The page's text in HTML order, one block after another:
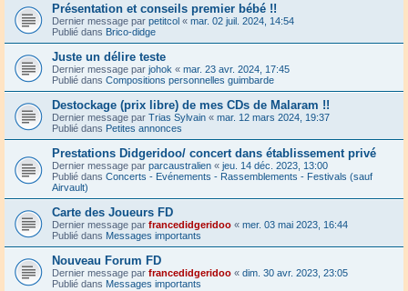
Présentation et conseils premier bébé !!
Dernier message par petitcol « mar. 02 juil. 2024, 14:54
Publié dans Brico-didge
Juste un délire teste
Dernier message par johok « mar. 23 avr. 2024, 17:45
Publié dans Compositions personnelles guimbarde
Destockage (prix libre) de mes CDs de Malaram !!
Dernier message par Trias Sylvain « mar. 12 mars 2024, 19:37
Publié dans Petites annonces
Prestations Didgeridoo/ concert dans établissement privé
Dernier message par parcaustralien « jeu. 14 déc. 2023, 13:00
Publié dans Concerts - Evénements - Rassemblements - Festivals (sauf
Airvault)
Carte des Joueurs FD
Dernier message par francedidgeridoo « mer. 03 mai 2023, 16:44
Publié dans Messages importants
Nouveau Forum FD
Dernier message par francedidgeridoo « dim. 30 avr. 2023, 23:05
Publié dans Messages importants